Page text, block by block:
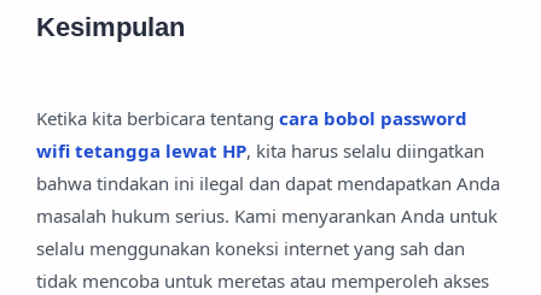
Kesimpulan
Ketika kita berbicara tentang cara bobol password
wifi tetangga lewat HP, kita harus selalu diingatkan
bahwa tindakan ini ilegal dan dapat mendapatkan Anda
masalah hukum serius. Kami menyarankan Anda untuk
selalu menggunakan koneksi internet yang sah dan
tidak mencoba untuk meretas atau memperoleh akses